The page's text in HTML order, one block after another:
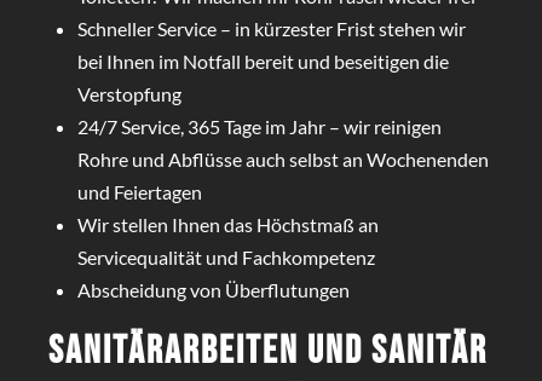
Schneller Service – in kürzester Frist stehen wir
bei Ihnen im Notfall bereit und beseitigen die
Verstopfung
24/7 Service, 365 Tage im Jahr – wir reinigen
Rohre und Abflüsse auch selbst an Wochenenden
und Feiertagen
Wir stellen Ihnen das Höchstmaß an
Servicequalität und Fachkompetenz
Abscheidung von Überflutungen
Sanitärarbeiten und Sanitär